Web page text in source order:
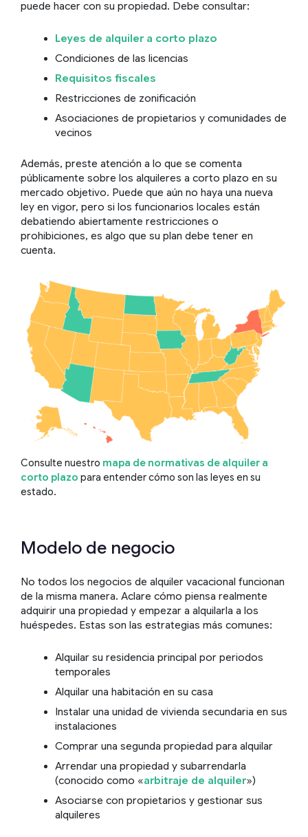
puede hacer con su propiedad. Debe consultar:
Leyes de alquiler a corto plazo
Condiciones de las licencias
Requisitos fiscales
Restricciones de zonificación
Asociaciones de propietarios y comunidades de
vecinos
Además, preste atención a lo que se comenta
públicamente sobre los alquileres a corto plazo en su
mercado objetivo. Puede que aún no haya una nueva
ley en vigor, pero si los funcionarios locales están
debatiendo abiertamente restricciones o
prohibiciones, es algo que su plan debe tener en
cuenta.
Consulte nuestro mapa de normativas de alquiler a
corto plazo para entender cómo son las leyes en su
estado.
Modelo de negocio
No todos los negocios de alquiler vacacional funcionan
de la misma manera. Aclare cómo piensa realmente
adquirir una propiedad y empezar a alquilarla a los
huéspedes. Estas son las estrategias más comunes:
Alquilar su residencia principal por periodos
temporales
Alquilar una habitación en su casa
Instalar una unidad de vivienda secundaria en sus
instalaciones
Comprar una segunda propiedad para alquilar
Arrendar una propiedad y subarrendarla
(conocido como «arbitraje de alquiler»)
Asociarse con propietarios y gestionar sus
alquileres